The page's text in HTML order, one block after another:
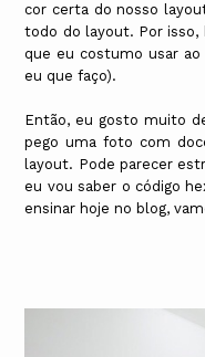
cor certa do nosso
todo do layout. Por isso,
que eu costumo usar
eu que faço).
Então, eu gosto muito
pego uma foto com
layout. Pode parecer
eu vou saber o código
ensinar hoje no blog,